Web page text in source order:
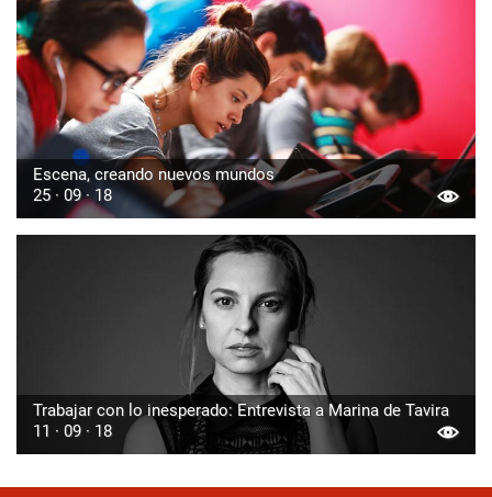
Escena, creando nuevos mundos
25 · 09 · 18
Trabajar con lo inesperado: Entrevista a Marina de Tavira
11 · 09 · 18